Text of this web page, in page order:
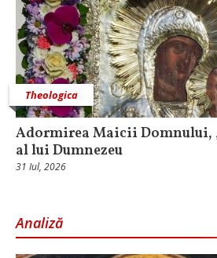
Theologica
Adormirea Maicii Domnului,
al lui Dumnezeu
31 Iul, 2026
Analiză